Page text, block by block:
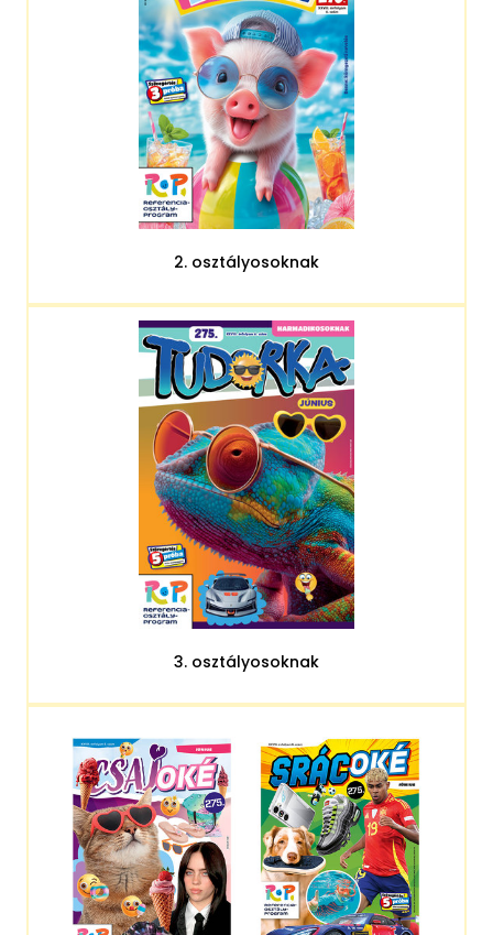
2. osztályosoknak
3. osztályosoknak